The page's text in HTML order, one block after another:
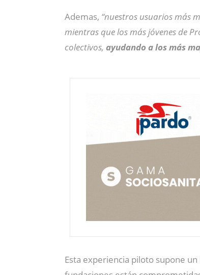
Ademas, “nuestros usuarios más
mientras que los más jóvenes de
colectivos, ayudando a los más
Esta experiencia piloto supone un